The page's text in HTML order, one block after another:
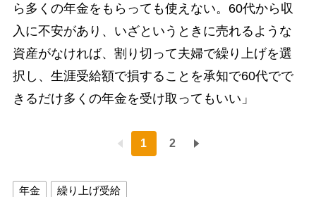
ら多くの年金をもらっても使えない。60代から収
入に不安があり、いざというときに売れるような
資産がなければ、割り切って夫婦で繰り上げを選
択し、生涯受給額で損することを承知で60代でで
きるだけ多くの年金を受け取ってもいい」
1 2
年金 繰り上げ受給